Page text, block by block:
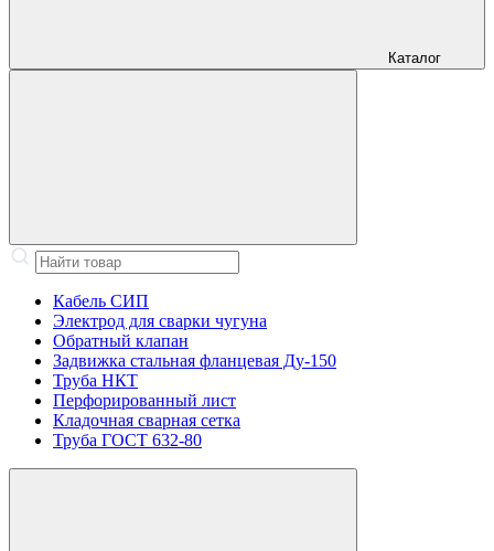
Каталог
Кабель СИП
Электрод для сварки чугуна
Обратный клапан
Задвижка стальная фланцевая Ду-150
Труба НКТ
Перфорированный лист
Кладочная сварная сетка
Труба ГОСТ 632-80